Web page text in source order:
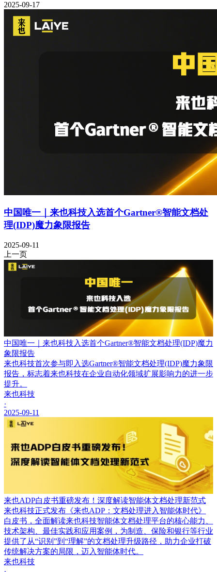
2025-09-17
中国唯一｜来也科技入选首个Gartner®智能文档处
理(IDP)魔力象限报告
2025-09-11
上一页
中国唯一｜来也科技入选首个Gartner®智能文档处理(IDP)魔力
象限报告
来也科技首次参与即入选Gartner®智能文档处理(IDP)魔力象限
报告，标志着来也科技在企业自动化领域扩展影响力的进一步
提升。
来也科技
·
2025-09-11
来也ADP白皮书重磅发布！深度解读智能体文档处理新范式
来也科技正式发布《来也ADP：文档处理进入智能体时代》
白皮书，全面解读来也科技智能体文档处理平台的核心能力、
技术架构、最佳实践和应用案例，为制造、保险和银行等行业
提供了从“识别”到“理解”的文档处理升级路径，助力企业打破
传统解决方案的局限，迈入智能体时代。
来也科技